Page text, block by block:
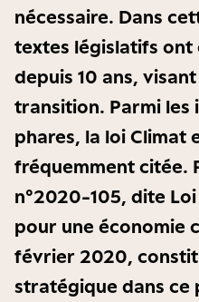
nécessaire. Dans
textes législatifs ont
depuis 10 ans,
transition. Parmi les
phares, la loi Climat
fréquemment citée.
n°2020-105, dite
pour une économie
février 2020,
stratégique dans ce